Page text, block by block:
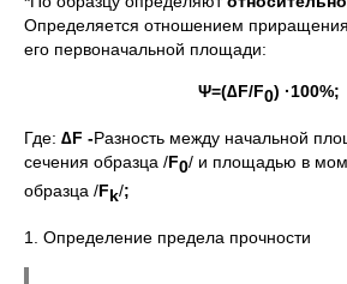
Определяется отношением
его первоначальной площади:
Ψ=(∆F/F0) ·100%;
Где: ∆F -Разность между начальной
сечения образца /F0/ и площадью в
образца /Fk/;
1. Определение предела прочности